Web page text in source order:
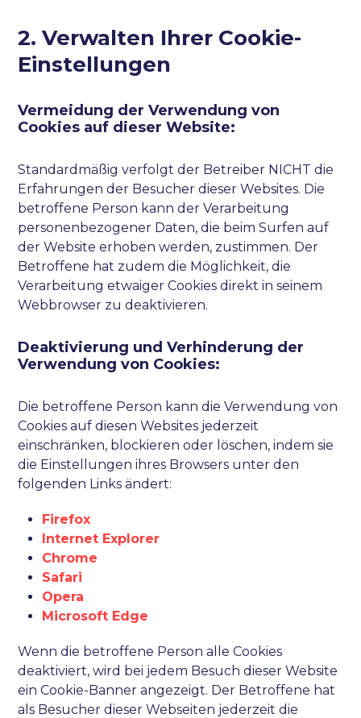
2. Verwalten Ihrer Cookie-
Einstellungen
Vermeidung der Verwendung von
Cookies auf dieser Website:
Standardmäßig verfolgt der Betreiber NICHT die
Erfahrungen der Besucher dieser Websites. Die
betroffene Person kann der Verarbeitung
personenbezogener Daten, die beim Surfen auf
der Website erhoben werden, zustimmen. Der
Betroffene hat zudem die Möglichkeit, die
Verarbeitung etwaiger Cookies direkt in seinem
Webbrowser zu deaktivieren.
Deaktivierung und Verhinderung der
Verwendung von Cookies:
Die betroffene Person kann die Verwendung von
Cookies auf diesen Websites jederzeit
einschränken, blockieren oder löschen, indem sie
die Einstellungen ihres Browsers unter den
folgenden Links ändert:
Firefox
Internet Explorer
Chrome
Safari
Opera
Microsoft Edge
Wenn die betroffene Person alle Cookies
deaktiviert, wird bei jedem Besuch dieser Website
ein Cookie-Banner angezeigt. Der Betroffene hat
als Besucher dieser Webseiten jederzeit die